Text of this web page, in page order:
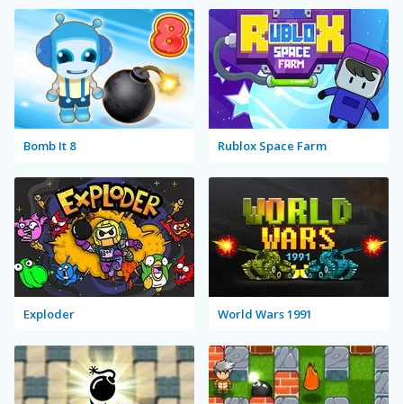
Bomb It 8 Rublox Space Farm
Exploder World Wars 1991